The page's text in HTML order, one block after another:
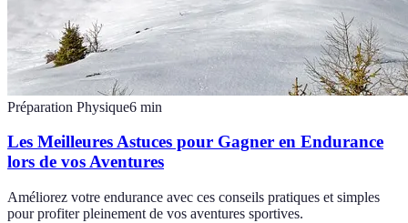
Préparation Physique6 min
Les Meilleures Astuces pour Gagner en Endurance
lors de vos Aventures
Améliorez votre endurance avec ces conseils pratiques et simples
pour profiter pleinement de vos aventures sportives.